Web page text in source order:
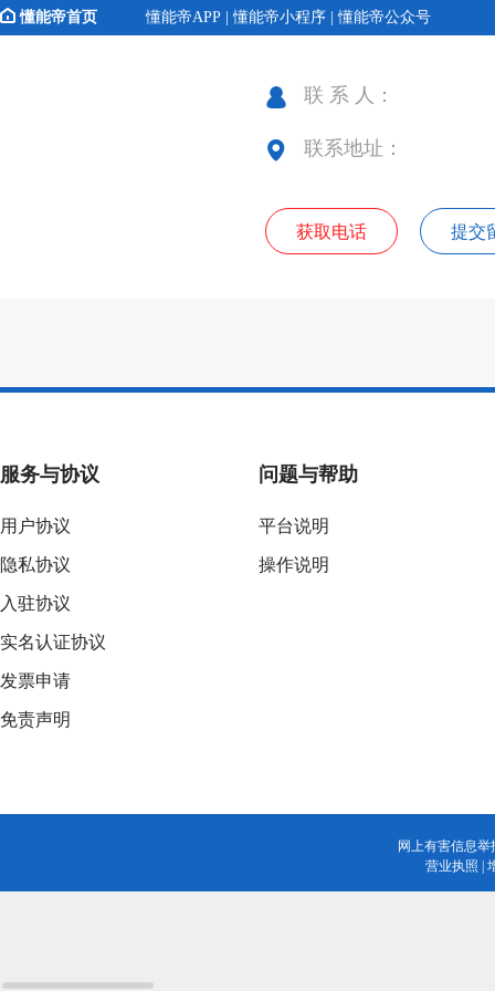
懂能帝首页 懂能帝APP | 懂能帝小程序 | 懂能帝公众号
联 系 人：
联系地址：
获取电话 提交
服务与协议
用户协议
隐私协议
入驻协议
实名认证协议
发票申请
免责声明
问题与帮助
平台说明
操作说明
网上有害信息
营业执照